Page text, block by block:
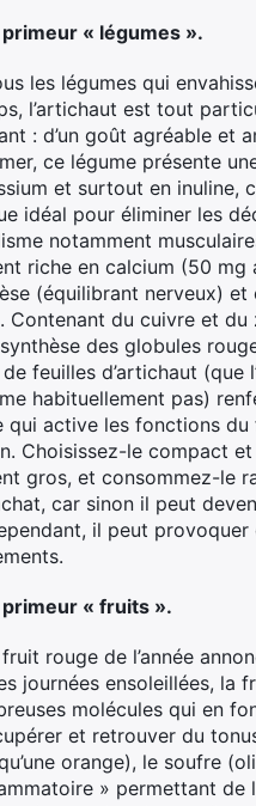
« légumes ».
les légumes qui
l’artichaut est tout
: d’un goût agréable et
ce légume présente
et surtout en inuline,
idéal pour éliminer les
notamment
riche en calcium (50 mg
(équilibrant nerveux) et
Contenant du cuivre et du
des globules
feuilles d’artichaut (que
habituellement pas)
qui active les fonctions du
Choisissez-le compact
gros, et consommez-le
car sinon il peut
il peut provoquer
« fruits ».
rouge de l’année
journées ensoleillées, la
molécules qui en
et retrouver du
orange), le soufre
» permettant de